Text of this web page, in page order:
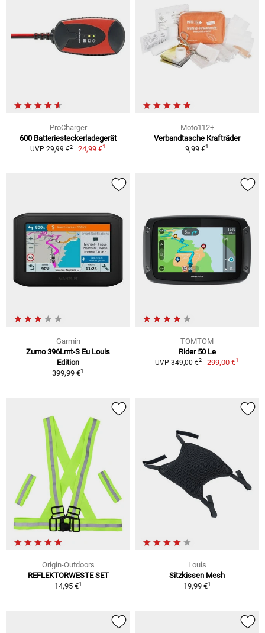
ProCharger
600 Batteriesteckerladegerät
UVP 29,99 €2 24,99 €1
Moto112+
Verbandtasche Krafträder
9,99 €1
Garmin
Zumo 396Lmt-S Eu Louis
Edition
399,99 €1
TOMTOM
Rider 50 Le
UVP 349,00 €2 299,00 €1
Origin-Outdoors
REFLEKTORWESTE SET
14,95 €1
Louis
Sitzkissen Mesh
19,99 €1